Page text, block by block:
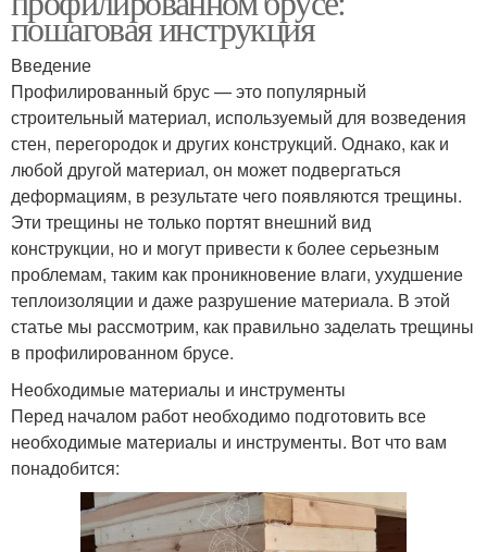
пошаговая инструкция
Введение
Профилированный брус — это популярный
строительный материал, используемый для возведения
стен, перегородок и других конструкций. Однако, как и
любой другой материал, он может подвергаться
деформациям, в результате чего появляются трещины.
Эти трещины не только портят внешний вид
конструкции, но и могут привести к более серьезным
проблемам, таким как проникновение влаги, ухудшение
теплоизоляции и даже разрушение материала. В этой
статье мы рассмотрим, как правильно заделать трещины
в профилированном брусе.
Необходимые материалы и инструменты
Перед началом работ необходимо подготовить все
необходимые материалы и инструменты. Вот что вам
понадобится: